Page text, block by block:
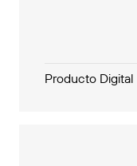
Producto Digital